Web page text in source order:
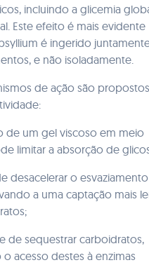
incluindo a glicemia
Este efeito é mais evidente
é ingerido
e não isoladamente.
de ação são propostos
de um gel viscoso em meio
limitar a absorção de
desacelerar o esvaziamento
a uma captação mais
de sequestrar carboidratos,
acesso destes à enzimas